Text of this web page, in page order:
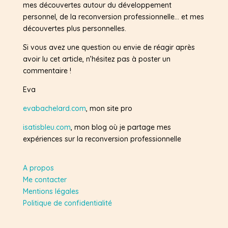
mes découvertes autour du développement
personnel, de la reconversion professionnelle… et mes
découvertes plus personnelles.
Si vous avez une question ou envie de réagir après
avoir lu cet article, n’hésitez pas à poster un
commentaire !
Eva
evabachelard.com, mon site pro
isatisbleu.com, mon blog où je partage mes
expériences sur la reconversion professionnelle
A propos
Me contacter
Mentions légales
Politique de confidentialité